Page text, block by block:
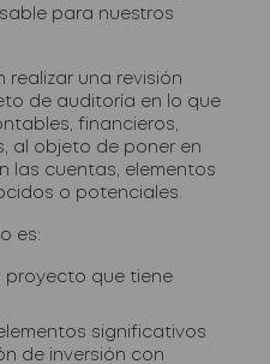
para nuestros
realizar una revisión
de auditoría en lo que
financieros,
al objeto de poner en
las cuentas, elementos
o potenciales.
es:
proyecto que tiene
significativos
de inversión con